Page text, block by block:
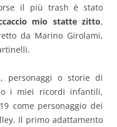
il più trash è stato
mio statte zitto,
da Marino Girolami,
personaggi o storie di
i miei ricordi infantili,
come personaggio dei
Il primo adattamento